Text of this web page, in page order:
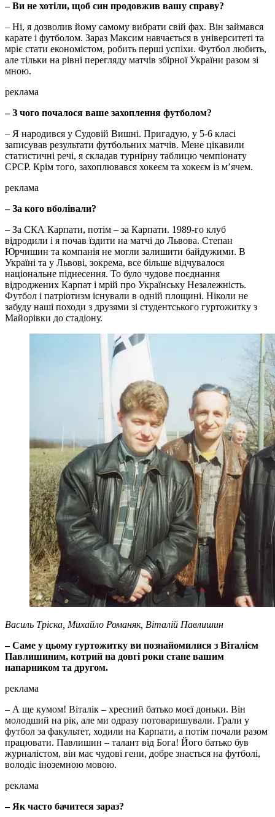
– Ви не хотіли, щоб син продовжив вашу справу?
– Ні, я дозволив йому самому вибрати свій фах. Він займався
карате і футболом. Зараз Максим навчається в університеті та
мріє стати економістом, робить перші успіхи. Футбол любить,
але тільки на рівні перегляду матчів збірної України разом зі
мною.
реклама
– З чого почалося ваше захоплення футболом?
– Я народився у Судовій Вишні. Пригадую, у 5-6 класі
записував результати футбольних матчів. Мене цікавили
статистичні речі, я складав турнірну таблицю чемпіонату
СРСР. Крім того, захоплювався хокеєм та хокеєм із м’ячем.
реклама
– За кого вболівали?
– За СКА Карпати, потім – за Карпати. 1989-го клуб
відродили і я почав їздити на матчі до Львова. Степан
Юрчишин та компанія не могли залишити байдужими. В
Україні та у Львові, зокрема, все більше відчувалося
національне піднесення. То було чудове поєднання
відроджених Карпат і мрій про Українську Незалежність.
Футбол і патріотизм існували в одній площині. Ніколи не
забуду наші походи з друзями зі студентського гуртожитку з
Майорівки до стадіону.
Василь Тріска, Михайло Романяк, Віталій Павлишин
– Саме у цьому гуртожитку ви познайомилися з Віталієм
Павлишиним, котрий на довгі роки стане вашим
напарником та другом.
реклама
– А ще кумом! Віталік – хресний батько моєї доньки. Він
молодший на рік, але ми одразу потоваришували. Грали у
футбол за факультет, ходили на Карпати, а потім почали разом
працювати. Павлишин – талант від Бога! Його батько був
журналістом, він має чудові гени, добре знається на футболі,
володіє іноземною мовою.
реклама
– Як часто бачитеся зараз?